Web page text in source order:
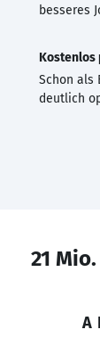
besseres
Schon als
deutlich
21
A